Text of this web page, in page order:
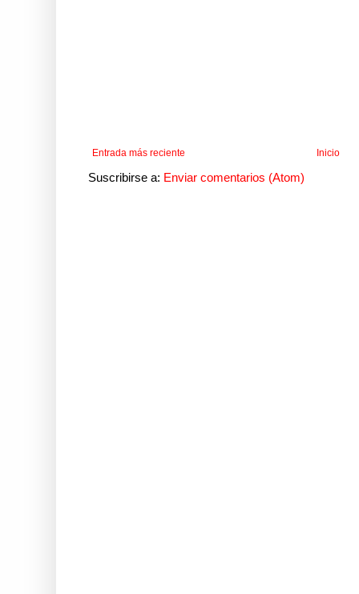
Entrada más reciente Inicio
Suscribirse a: Enviar comentarios (Atom)